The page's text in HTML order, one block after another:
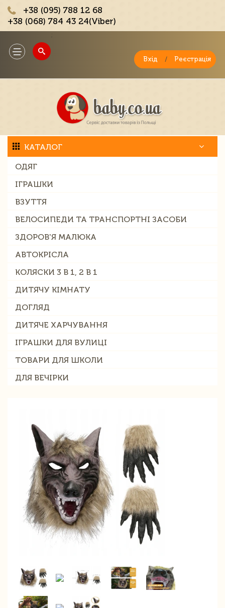
+38 (095) 788 12 68
+38 (068) 784 43 24(Viber)
Toggle
navigation
Вхід / Реєстрація
КАТАЛОГ
ОДЯГ
ІГРАШКИ
ВЗУТТЯ
ВЕЛОСИПЕДИ ТА ТРАНСПОРТНІ ЗАСОБИ
ЗДОРОВ'Я МАЛЮКА
АВТОКРІСЛА
КОЛЯСКИ 3 В 1, 2 В 1
ДИТЯЧУ КІМНАТУ
ДОГЛЯД
ДИТЯЧЕ ХАРЧУВАННЯ
ІГРАШКИ ДЛЯ ВУЛИЦІ
ТОВАРИ ДЛЯ ШКОЛИ
ДЛЯ ВЕЧІРКИ